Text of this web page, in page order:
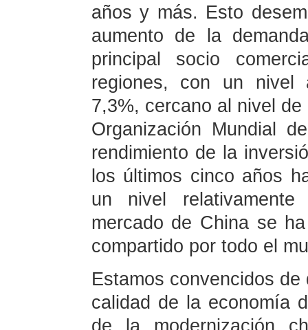
años y más. Esto
aumento de la
principal socio
regiones, con un nivel
7,3%, cercano al nivel
Organización Mundial
rendimiento de la
los últimos cinco años
un nivel
mercado de China se
compartido por todo el
Estamos convencidos
calidad de la economía
de la modernización